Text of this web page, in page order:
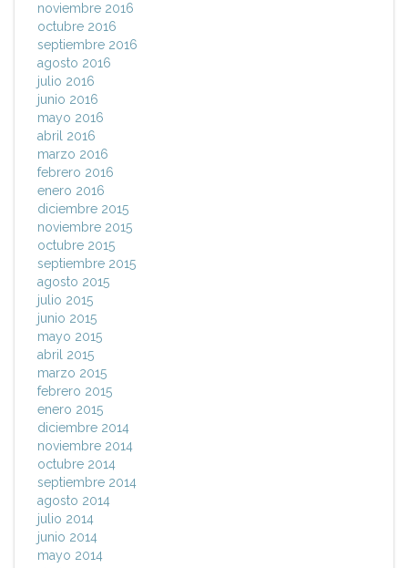
noviembre 2016
octubre 2016
septiembre 2016
agosto 2016
julio 2016
junio 2016
mayo 2016
abril 2016
marzo 2016
febrero 2016
enero 2016
diciembre 2015
noviembre 2015
octubre 2015
septiembre 2015
agosto 2015
julio 2015
junio 2015
mayo 2015
abril 2015
marzo 2015
febrero 2015
enero 2015
diciembre 2014
noviembre 2014
octubre 2014
septiembre 2014
agosto 2014
julio 2014
junio 2014
mayo 2014